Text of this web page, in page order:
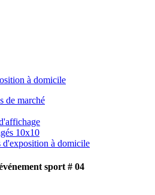
sport # 04